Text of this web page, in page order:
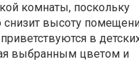
комнаты, поскольку
снизит высоту
в
выбранным цветом и